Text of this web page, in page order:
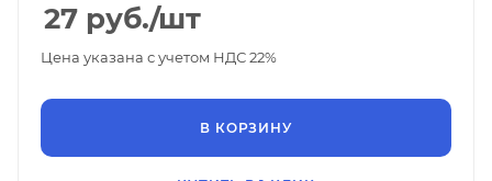
27 руб./шт
Цена указана с учетом НДС 22%
В КОРЗИНУ